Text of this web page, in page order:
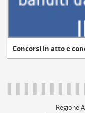
Concorsi in atto e
Regione